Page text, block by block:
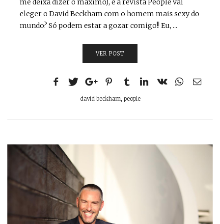
me deixa dizer o máximo), e a revista People vai
eleger o David Beckham com o homem mais sexy do
mundo? Só podem estar a gozar comigo!! Eu, ...
VER POST
david beckham, people